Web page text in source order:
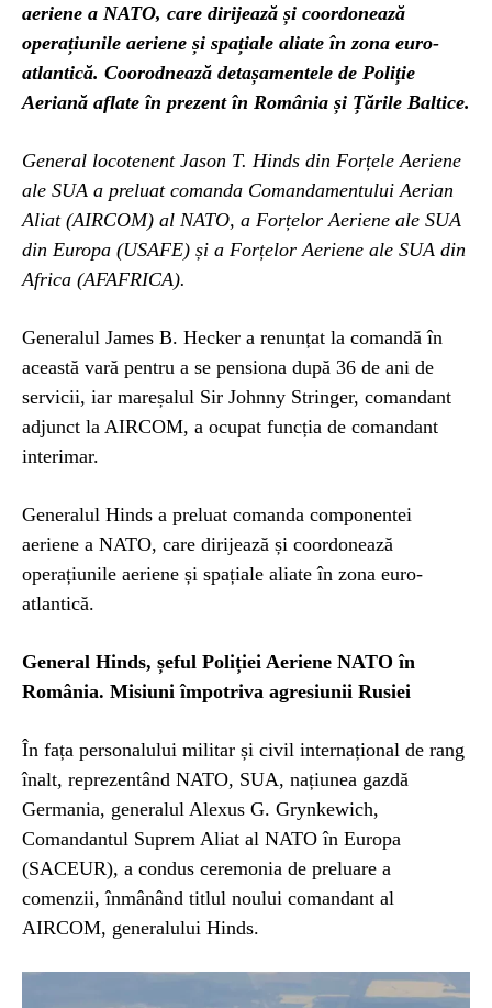
aeriene a NATO, care dirijează și coordonează
operațiunile aeriene și spațiale aliate în zona euro-
atlantică. Coorodnează detașamentele de Poliție
Aeriană aflate în prezent în România și Țările Baltice.
General locotenent Jason T. Hinds din Forțele Aeriene
ale SUA a preluat comanda Comandamentului Aerian
Aliat (AIRCOM) al NATO, a Forțelor Aeriene ale SUA
din Europa (USAFE) și a Forțelor Aeriene ale SUA din
Africa (AFAFRICA).
Generalul James B. Hecker a renunțat la comandă în
această vară pentru a se pensiona după 36 de ani de
servicii, iar mareșalul Sir Johnny Stringer, comandant
adjunct la AIRCOM, a ocupat funcția de comandant
interimar.
Generalul Hinds a preluat comanda componentei
aeriene a NATO, care dirijează și coordonează
operațiunile aeriene și spațiale aliate în zona euro-
atlantică.
General Hinds, șeful Poliției Aeriene NATO în
România. Misiuni împotriva agresiunii Rusiei
În fața personalului militar și civil internațional de rang
înalt, reprezentând NATO, SUA, națiunea gazdă
Germania, generalul Alexus G. Grynkewich,
Comandantul Suprem Aliat al NATO în Europa
(SACEUR), a condus ceremonia de preluare a
comenzii, înmânând titlul noului comandant al
AIRCOM, generalului Hinds.